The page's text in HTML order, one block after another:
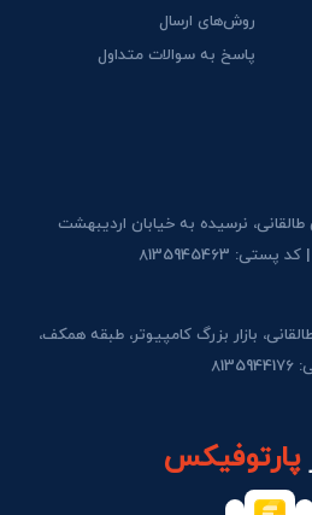
نرسیده به خیابان اردیبهشت
بازار بزرگ کامپیوتر، طبقه همکف،
روش‌های ارسال
پاسخ به سوالات متداول
پارتوفیکس